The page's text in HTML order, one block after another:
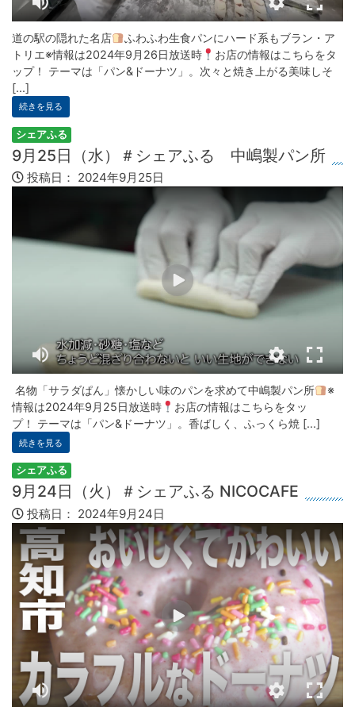
道の駅の隠れた名店
ふわふわ生食パンにハード系もブラン・ア
トリエ※情報は2024年9月26日放送時
お店の情報はこちらをタ
ップ！ テーマは「パン&ドーナツ」。次々と焼き上がる美味しそ
[...]
続きを見る
シェアふる
9月25日（水）＃シェアふる 中嶋製パン所
投稿日： 2024年9月25日
名物「サラダぱん」懐かしい味のパンを求めて中嶋製パン所
※
情報は2024年9月25日放送時
お店の情報はこちらをタッ
プ！ テーマは「パン&ドーナツ」。香ばしく、ふっくら焼 [...]
続きを見る
シェアふる
9月24日（火）＃シェアふる NICOCAFE
投稿日： 2024年9月24日